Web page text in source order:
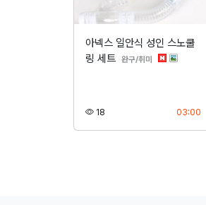
아넥스 일안식 성인 스노쿨
링 세트 완구/취미 분류
18 03:00등